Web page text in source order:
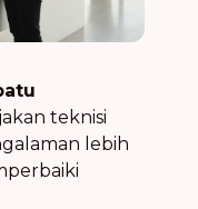
teknisi
lebih